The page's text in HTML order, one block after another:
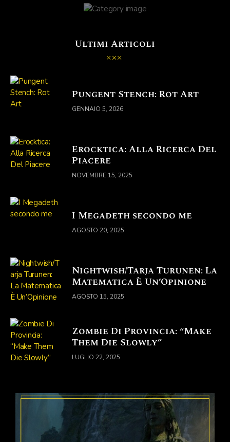
Ultimi Articoli
Pungent Stench: Rot Art
GENNAIO 5, 2026
Erocktica: Alla Ricerca Del
Piacere
NOVEMBRE 15, 2025
I Megadeth secondo me
AGOSTO 20, 2025
Nightwish/Tarja Turunen: La
Matematica È Un’Opinione
AGOSTO 15, 2025
Zombie Di Provincia: “Make
Them Die Slowly”
LUGLIO 22, 2025